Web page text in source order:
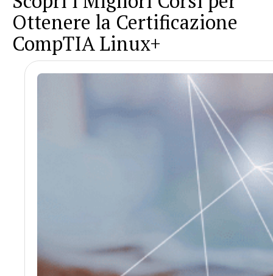
Ottenere la Certificazione
CompTIA Linux+